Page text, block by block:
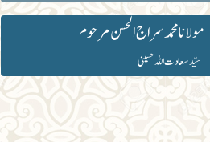
مولانا محمدسراج الحسن مرحوم
سیّد سعادت اللہ حسینی